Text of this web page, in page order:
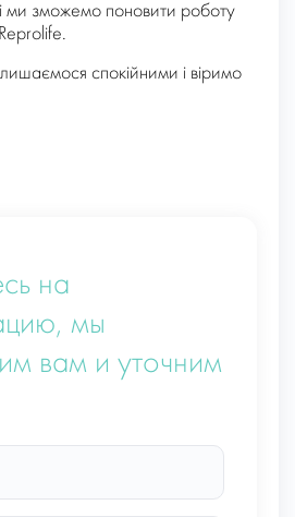
і ми зможемо поновити роботу
лишаємося спокійними і віримо
на
мы
вам и уточним